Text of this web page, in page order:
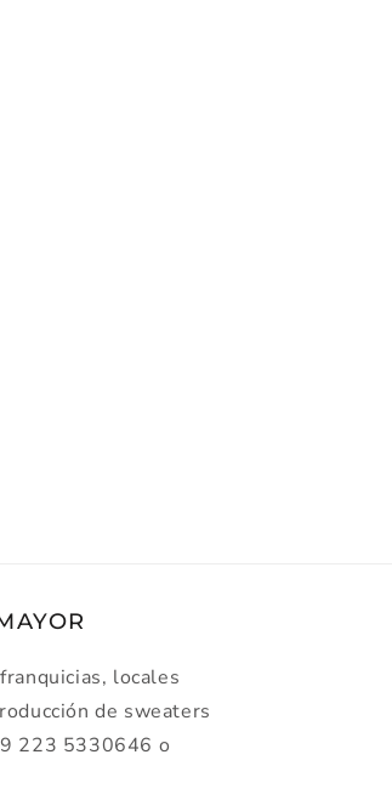
locales
de sweaters
223 5330646 o